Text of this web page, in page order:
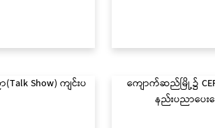
Show) ကျင်းပ
ကျောက်ဆည်မြို့၌
နည်းပညာပေးဆွ